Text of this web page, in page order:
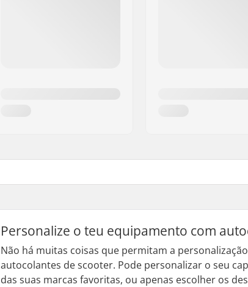
Personalize o teu equipamento com
Não há muitas coisas que permitam a
autocolantes de scooter. Pode personalizar o seu
das suas marcas favoritas, ou apenas escolher os